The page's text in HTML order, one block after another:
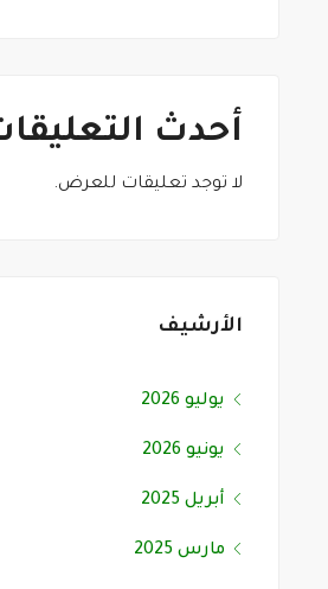
أحدث
لا توجد تعليقات للعرض.
الأرشيف
يوليو 2026
يونيو 2026
أبريل 2025
مارس 2025